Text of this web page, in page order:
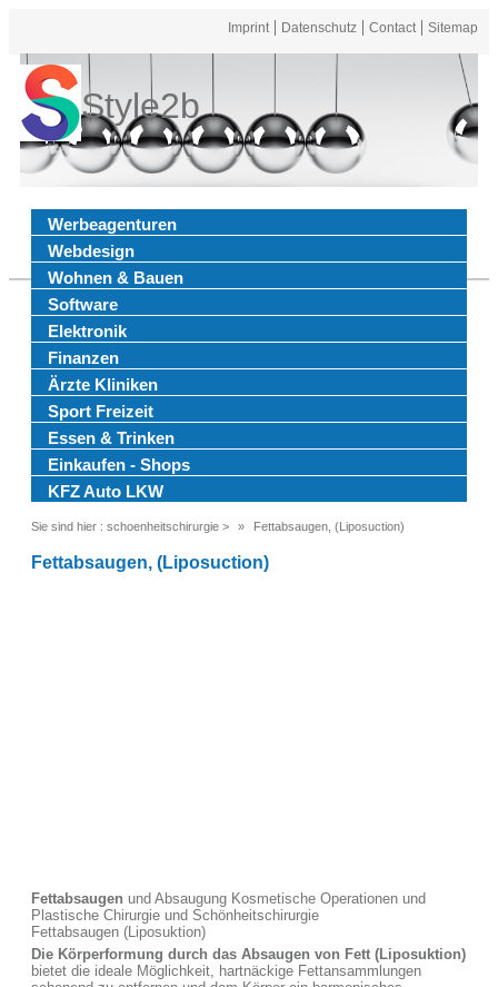
Imprint Datenschutz Contact Sitemap
Style2b
Werbeagenturen
Webdesign
Wohnen & Bauen
Software
Elektronik
Finanzen
Ärzte Kliniken
Sport Freizeit
Essen & Trinken
Einkaufen - Shops
KFZ Auto LKW
Sie sind hier : schoenheitschirurgie > Fettabsaugen, (Liposuction)
Fettabsaugen, (Liposuction)
Fettabsaugen und Absaugung Kosmetische Operationen und
Plastische Chirurgie und Schönheitschirurgie
Fettabsaugen (Liposuktion)
Die Körperformung durch das Absaugen von Fett (Liposuktion)
bietet die ideale Möglichkeit, hartnäckige Fettansammlungen